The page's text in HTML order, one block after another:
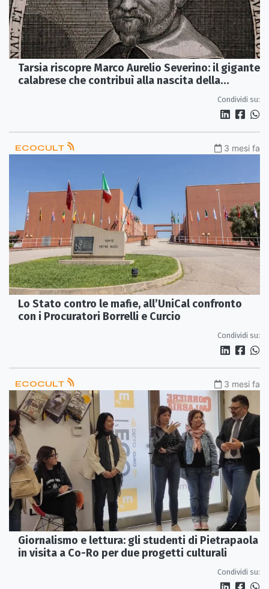
Tarsia riscopre Marco Aurelio Severino: il gigante
calabrese che contribuì alla nascita della
Condividi su:
ECOCULT 3 mesi fa
Lo Stato contro le mafie, all’UniCal confronto
con i Procuratori Borrelli e Curcio
Condividi su:
ECOCULT 3 mesi fa
Giornalismo e lettura: gli studenti di Pietrapaola
in visita a Co-Ro per due progetti culturali
Condividi su: